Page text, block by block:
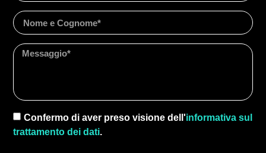
Confermo di aver preso visione dell'informativa sul
trattamento dei dati.